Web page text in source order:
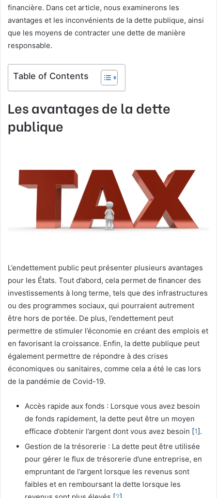
financière. Dans cet article, nous examinerons les
avantages et les inconvénients de la dette publique, ainsi
que les moyens de contracter une dette de manière
responsable.
Table of Contents
Les avantages de la dette
publique
L’endettement public peut présenter plusieurs avantages
pour les États. Tout d’abord, cela permet de financer des
investissements à long terme, tels que des infrastructures
ou des programmes sociaux, qui pourraient autrement
être hors de portée. De plus, l’endettement peut
permettre de stimuler l’économie en créant des emplois et
en favorisant la croissance. Enfin, la dette publique peut
également permettre de répondre à des crises
économiques ou sanitaires, comme cela a été le cas lors
de la pandémie de Covid-19.
Accès rapide aux fonds : Lorsque vous avez besoin
de fonds rapidement, la dette peut être un moyen
efficace d’obtenir l’argent dont vous avez besoin [1].
Gestion de la trésorerie : La dette peut être utilisée
pour gérer le flux de trésorerie d’une entreprise, en
empruntant de l’argent lorsque les revenus sont
faibles et en remboursant la dette lorsque les